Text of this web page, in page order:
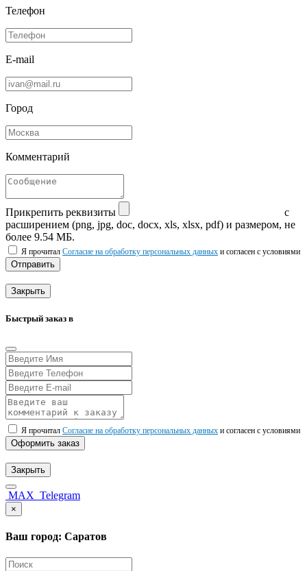
Телефон
E-mail
Город
Комментарий
Прикрепить реквизиты
с
расширением (png, jpg, doc, docx, xls, xlsx, pdf) и размером, не
более 9.54 МБ.
Я прочитал Согласие на обработку персональных данных и согласен с условиями
Отправить
Закрыть
Быстрый заказ в
Я прочитал Согласие на обработку персональных данных и согласен с условиями
Оформить заказ
Закрыть
MAX Telegram
×
Ваш город: Саратов